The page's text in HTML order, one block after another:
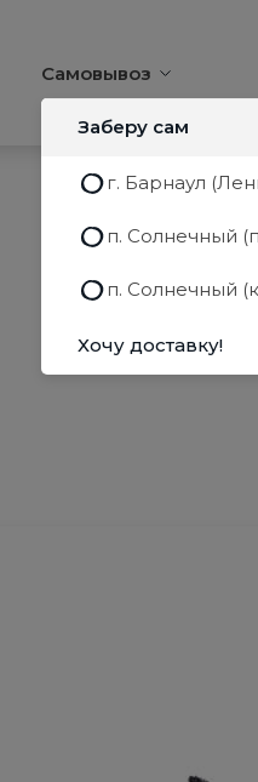
Самовывоз
Хочу доставку!
Заберу сам
г. Барнаул
п. Солнечный
п. Солнечный
Пицца